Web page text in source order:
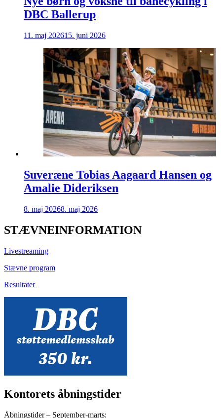
DBC Ballerup
11. maj 202615. juni 2026
Suveræne Tobias Aagaard Hansen og
Amalie Dideriksen
8. maj 20268. maj 2026
STÆVNEINFORMATION
Livestreaming
Stævne program
Resultater
Kontorets åbningstider
Åbningstider – September-marts: